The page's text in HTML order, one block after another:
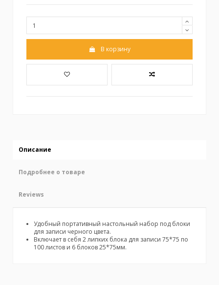
В корзину
Описание
Подробнее о товаре
Reviews
Удобный портативный настольный набор под блоки
для записи черного цвета.
Включает в себя 2 липких блока для записи 75*75 по
100 листов и 6 блоков 25*75мм.